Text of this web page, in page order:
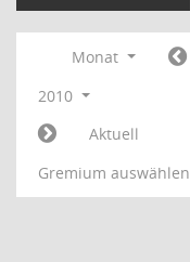
Monat
2010
Aktuell
Gremium auswählen